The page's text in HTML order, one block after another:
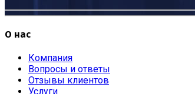
О нас
Компания
Вопросы и ответы
Отзывы клиентов
Услуги